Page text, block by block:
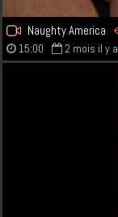
Naughty America
15:00 2 mois il y a